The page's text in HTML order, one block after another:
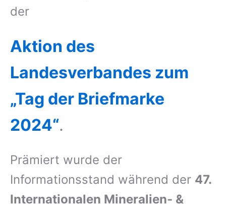
der
Aktion des
Landesverbandes zum
„Tag der Briefmarke
2024“.
Prämiert wurde der
Informationsstand während der 47.
Internationalen Mineralien- &